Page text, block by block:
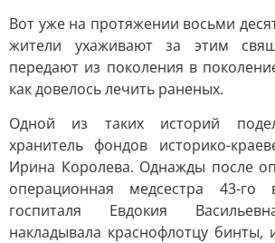
Вот уже на протяжении восьми
жители ухаживают за этим
передают из поколения в
как довелось лечить раненых.
Одной из таких историй
хранитель фондов историко-
Ирина Королева. Однажды после
операционная медсестра 43-го
госпиталя Евдокия
накладывала краснофлотцу бинты,